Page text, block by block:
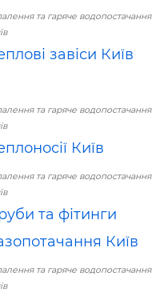
та гаряче водопостачання
завіси Київ
та гаряче водопостачання
Київ
та гаряче водопостачання
та фітинги
Київ
та гаряче водопостачання